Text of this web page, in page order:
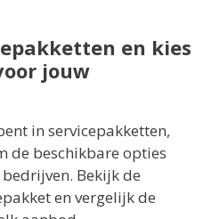
en kies
jouw
in servicepakketten,
de beschikbare opties
Bekijk de
en vergelijk de